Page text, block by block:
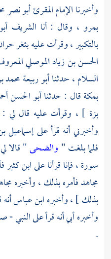
وأخبرنا الإمام المقرئأبو نصر
بمرو ، وقال : أنا الشريف
بالتكبير ، وقرأت عليهبثغر
الحسن بن زياد الموصلي
السلام، حدثناأبو ربيعة
بمكةقال : حدثناأبو الحسن
بزة ] ، وقرأت عليه قال لي
وأخبرني أنه قرأ علىإسماعيل
فلما بلغت " والضحى" قالا
سورة ، فإنا قرأنا علىابن كثير
مجاهدفأمره بذلك ، وأخبره
بذلك ] ، وأخبرهابن عباس
وأخبرهأبيأنه قرأ على النبي
.